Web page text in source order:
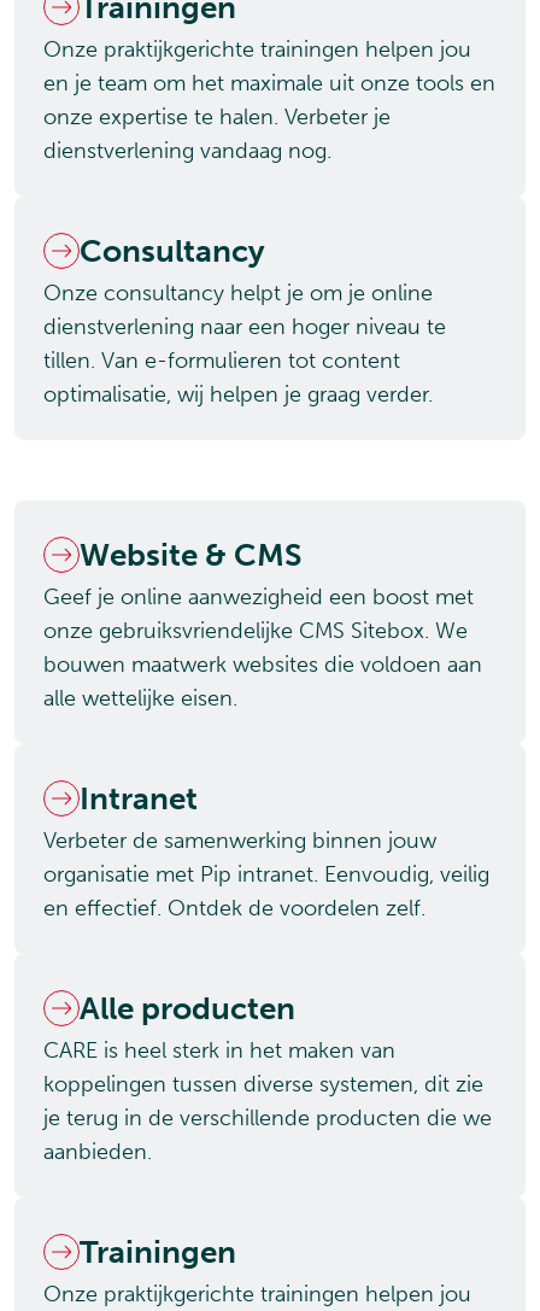
Onze praktijkgerichte trainingen helpen jou
en je team om het maximale uit onze tools en
onze expertise te halen. Verbeter je
dienstverlening vandaag nog.
Consultancy
Onze consultancy helpt je om je online
dienstverlening naar een hoger niveau te
tillen. Van e-formulieren tot content
optimalisatie, wij helpen je graag verder.
Website & CMS
Geef je online aanwezigheid een boost met
onze gebruiksvriendelijke CMS Sitebox. We
bouwen maatwerk websites die voldoen aan
alle wettelijke eisen.
Intranet
Verbeter de samenwerking binnen jouw
organisatie met Pip intranet. Eenvoudig, veilig
en effectief. Ontdek de voordelen zelf.
Alle producten
CARE is heel sterk in het maken van
koppelingen tussen diverse systemen, dit zie
je terug in de verschillende producten die we
aanbieden.
Trainingen
Onze praktijkgerichte trainingen helpen jou